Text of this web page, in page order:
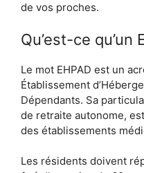
de vos proches.
Qu’est-ce qu’un
Le mot EHPAD est un
Établissement
Dépendants. Sa
de retraite autonome,
des établissements
Les résidents doivent